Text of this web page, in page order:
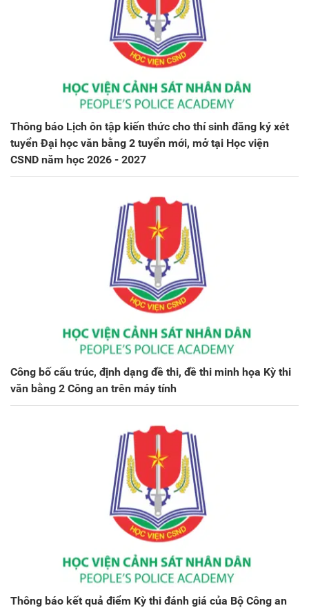
Thông báo Lịch ôn tập kiến thức cho thí sinh đăng ký xét
tuyển Đại học văn bằng 2 tuyển mới, mở tại Học viện
CSND năm học 2026 - 2027
Công bố cấu trúc, định dạng đề thi, đề thi minh họa Kỳ thi
văn bằng 2 Công an trên máy tính
Thông báo kết quả điểm Kỳ thi đánh giá của Bộ Công an